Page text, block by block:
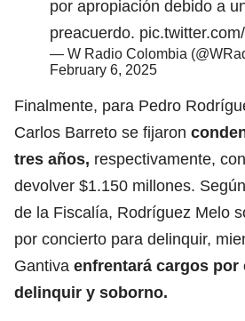
por apropiación debido a
preacuerdo.
— W Radio Colombia
February 6, 2025
Finalmente, para Pedro
Carlos Barreto se fijaron
tres años, respectivamente,
devolver $1.150 millones.
de la Fiscalía, Rodríguez Melo
por concierto para delinquir,
Gantiva enfrentará cargos por
delinquir y soborno.